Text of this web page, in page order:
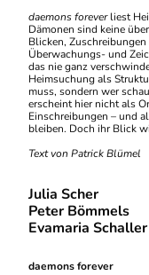
daemons foreverliest
Dämonen sind keine
Blicken,
Überwachungs- und
das nie ganz
Heimsuchung als
muss, sondern wer
erscheint hier nicht als
Einschreibungen – und
bleiben. Doch ihr Blick
Text von Patrick Blümel
Julia Scher
Peter Bömmels
Evamaria Schaller
daemons forever